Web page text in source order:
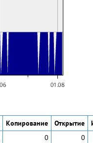
Копирование Открытие
0 0